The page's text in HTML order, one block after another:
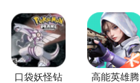
口袋妖怪钻
高能英雄腾